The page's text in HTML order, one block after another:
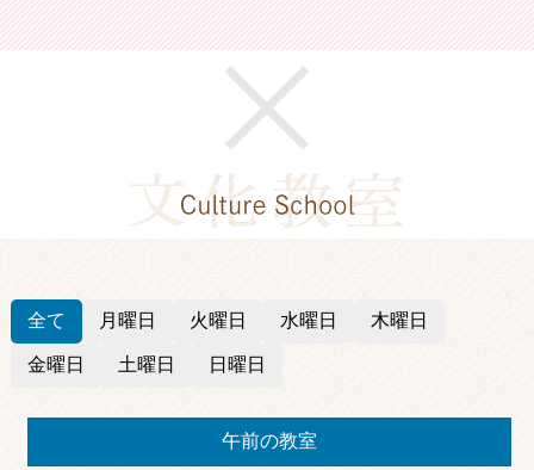
全て 月曜日 火曜日 水曜日 木曜日
金曜日 土曜日 日曜日
午前の教室